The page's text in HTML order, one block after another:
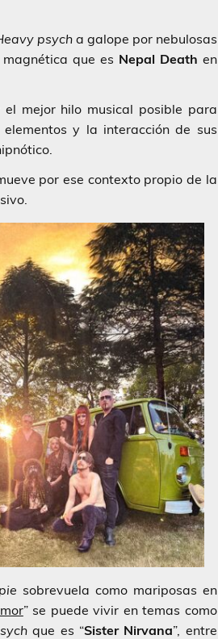
psycha galope por nebulosas
que es Nepal Death en
el mejor hilo musical posible para
y la interacción de sus
por ese contexto propio de la
sobrevuela como mariposas en
” se puede vivir en temas como
que es “Sister Nirvana”, entre